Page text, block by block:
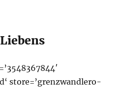
store=’grenzwandlero-